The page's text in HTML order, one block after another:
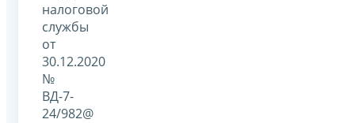
налоговой
службы
от
30.12.2020
№
ВД-7-
24/982@